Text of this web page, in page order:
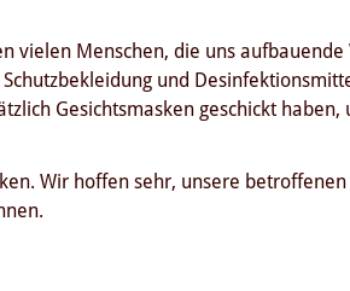
vielen Menschen, die uns
und
Gesichtsmasken geschickt
Wir hoffen sehr, unsere